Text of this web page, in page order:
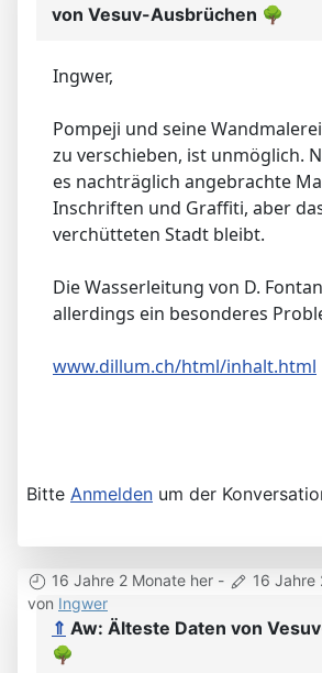
von Vesuv-Ausbrüchen 🌳
Ingwer,
Pompeji und seine
zu verschieben, ist unmöglich.
es nachträglich angebrachte
Inschriften und Graffiti, aber
verchütteten Stadt bleibt.
Die Wasserleitung von D.
allerdings ein besonderes
www.dillum.ch/html/inhalt.html
Bitte Anmelden um der
16 Jahre 2 Monate her - 16 Jahre
von Ingwer
⇑ Aw: Älteste Daten von
🌳